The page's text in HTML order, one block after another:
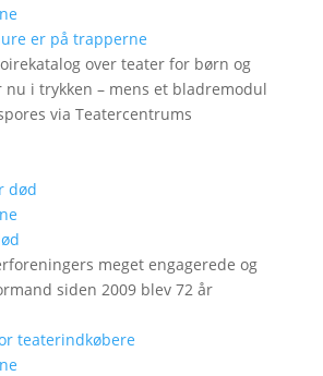
er på trapperne
over teater for børn og
nu i trykken – mens et bladremodul
via Teatercentrums
meget engagerede og
siden 2009 blev 72 år